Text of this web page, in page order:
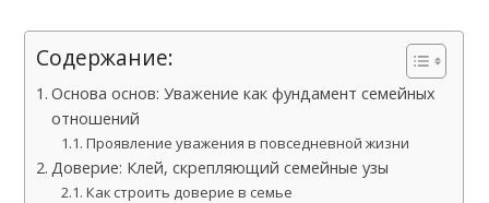
Содержание:
Основа основ: Уважение как фундамент семейных
отношений
Проявление уважения в повседневной жизни
Доверие: Клей, скрепляющий семейные узы
Как строить доверие в семье